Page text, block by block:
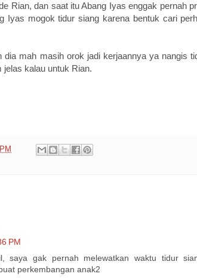
Rian, dan saat itu Abang Iyas enggak pernah
Iyas mogok tidur siang karena bentuk cari
dia mah masih orok jadi kerjaannya ya nangis
kalau untuk Rian.
PM
saya gak pernah melewatkan waktu tidur
perkembangan anak2